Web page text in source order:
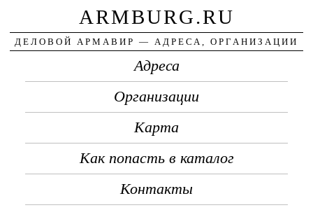
ARMBURG.RU
ДЕЛОВОЙ АРМАВИР — АДРЕСА, ОРГАНИЗАЦИИ
Адреса
Организации
Карта
Как попасть в каталог
Контакты